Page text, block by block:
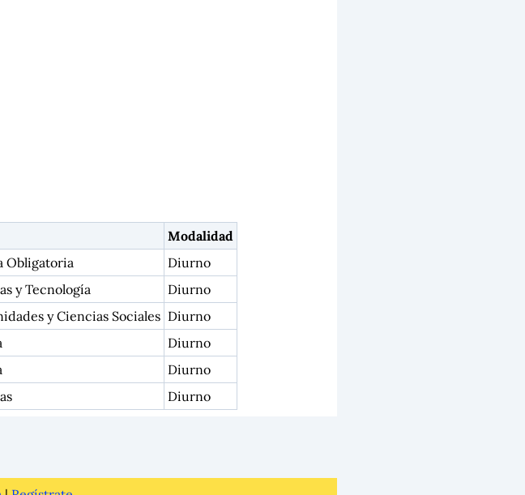
Modalidad
Obligatoria
Diurno
y Tecnología
Diurno
y Ciencias Sociales Diurno
Diurno
Diurno
Diurno